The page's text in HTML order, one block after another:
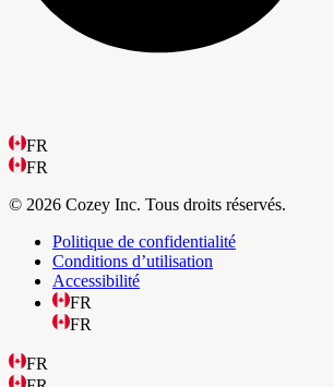
FR
FR
© 2026 Cozey Inc. Tous droits réservés.
Politique de confidentialité
Conditions d’utilisation
Accessibilité
FR
FR
FR